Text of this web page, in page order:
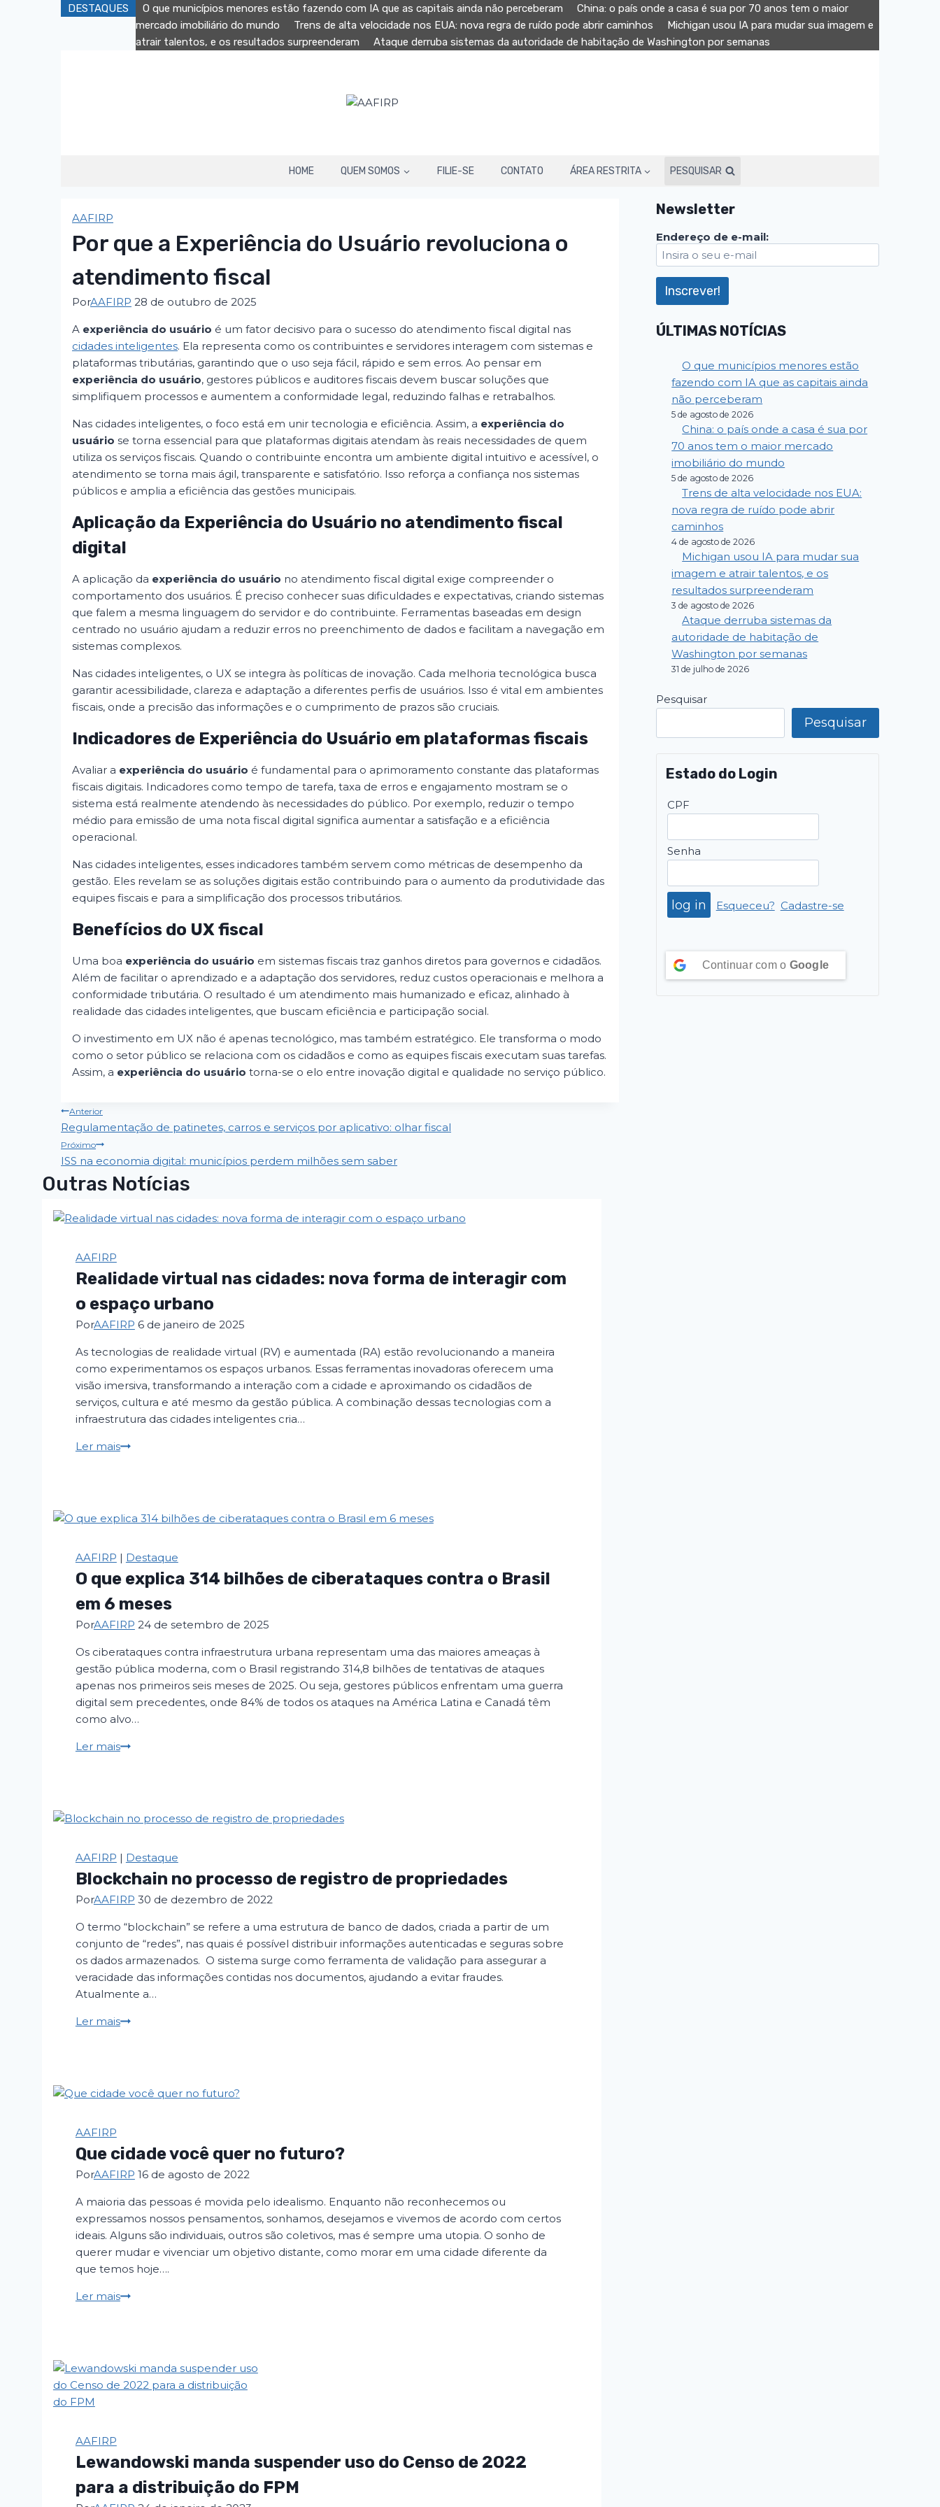
DESTAQUES O que municípios menores estão fazendo com IA que as capitais ainda não perceberam
China: o país onde a casa é sua por 70 anos tem o maior
mercado imobiliário do mundo
Trens de alta velocidade nos EUA: nova regra de ruído pode abrir caminhos
Michigan usou IA para mudar sua imagem e
atrair talentos, e os resultados surpreenderam
Ataque derruba sistemas da autoridade de habitação de Washington por semanas
HOME QUEM SOMOS FILIE-SE CONTATO ÁREA RESTRITA PESQUISAR
AAFIRP
Por que a Experiência do Usuário revoluciona o
atendimento fiscal
PorAAFIRP 28 de outubro de 2025
A experiência do usuário é um fator decisivo para o sucesso do atendimento fiscal digital nas
cidades inteligentes. Ela representa como os contribuintes e servidores interagem com sistemas e
plataformas tributárias, garantindo que o uso seja fácil, rápido e sem erros. Ao pensar em
experiência do usuário, gestores públicos e auditores fiscais devem buscar soluções que
simplifiquem processos e aumentem a conformidade legal, reduzindo falhas e retrabalhos.
Nas cidades inteligentes, o foco está em unir tecnologia e eficiência. Assim, a experiência do
usuário se torna essencial para que plataformas digitais atendam às reais necessidades de quem
utiliza os serviços fiscais. Quando o contribuinte encontra um ambiente digital intuitivo e acessível, o
atendimento se torna mais ágil, transparente e satisfatório. Isso reforça a confiança nos sistemas
públicos e amplia a eficiência das gestões municipais.
Aplicação da Experiência do Usuário no atendimento fiscal
digital
A aplicação da experiência do usuário no atendimento fiscal digital exige compreender o
comportamento dos usuários. É preciso conhecer suas dificuldades e expectativas, criando sistemas
que falem a mesma linguagem do servidor e do contribuinte. Ferramentas baseadas em design
centrado no usuário ajudam a reduzir erros no preenchimento de dados e facilitam a navegação em
sistemas complexos.
Nas cidades inteligentes, o UX se integra às políticas de inovação. Cada melhoria tecnológica busca
garantir acessibilidade, clareza e adaptação a diferentes perfis de usuários. Isso é vital em ambientes
fiscais, onde a precisão das informações e o cumprimento de prazos são cruciais.
Indicadores de Experiência do Usuário em plataformas fiscais
Avaliar a experiência do usuário é fundamental para o aprimoramento constante das plataformas
fiscais digitais. Indicadores como tempo de tarefa, taxa de erros e engajamento mostram se o
sistema está realmente atendendo às necessidades do público. Por exemplo, reduzir o tempo
médio para emissão de uma nota fiscal digital significa aumentar a satisfação e a eficiência
operacional.
Nas cidades inteligentes, esses indicadores também servem como métricas de desempenho da
gestão. Eles revelam se as soluções digitais estão contribuindo para o aumento da produtividade das
equipes fiscais e para a simplificação dos processos tributários.
Benefícios do UX fiscal
Uma boa experiência do usuário em sistemas fiscais traz ganhos diretos para governos e cidadãos.
Além de facilitar o aprendizado e a adaptação dos servidores, reduz custos operacionais e melhora a
conformidade tributária. O resultado é um atendimento mais humanizado e eficaz, alinhado à
realidade das cidades inteligentes, que buscam eficiência e participação social.
O investimento em UX não é apenas tecnológico, mas também estratégico. Ele transforma o modo
como o setor público se relaciona com os cidadãos e como as equipes fiscais executam suas tarefas.
Assim, a experiência do usuário torna-se o elo entre inovação digital e qualidade no serviço público.
Navegação
de
Post
Anterior
Regulamentação de patinetes, carros e serviços por aplicativo: olhar fiscal
Próximo
ISS na economia digital: municípios perdem milhões sem saber
Outras Notícias
AAFIRP
Realidade virtual nas cidades: nova forma de interagir com
o espaço urbano
PorAAFIRP 6 de janeiro de 2025
As tecnologias de realidade virtual (RV) e aumentada (RA) estão revolucionando a maneira
como experimentamos os espaços urbanos. Essas ferramentas inovadoras oferecem uma
visão imersiva, transformando a interação com a cidade e aproximando os cidadãos de
serviços, cultura e até mesmo da gestão pública. A combinação dessas tecnologias com a
infraestrutura das cidades inteligentes cria…
Ler maisRealidade
nova
interagir
com
espaço
urbano
AAFIRP | Destaque
O que explica 314 bilhões de ciberataques contra o Brasil
em 6 meses
PorAAFIRP 24 de setembro de 2025
Os ciberataques contra infraestrutura urbana representam uma das maiores ameaças à
gestão pública moderna, com o Brasil registrando 314,8 bilhões de tentativas de ataques
apenas nos primeiros seis meses de 2025. Ou seja, gestores públicos enfrentam uma guerra
digital sem precedentes, onde 84% de todos os ataques na América Latina e Canadá têm
como alvo…
Ler maisO
contra
o
Brasil
6
meses
AAFIRP | Destaque
Blockchain no processo de registro de propriedades
PorAAFIRP 30 de dezembro de 2022
O termo “blockchain” se refere a uma estrutura de banco de dados, criada a partir de um
conjunto de “redes”, nas quais é possível distribuir informações autenticadas e seguras sobre
os dados armazenados. O sistema surge como ferramenta de validação para assegurar a
veracidade das informações contidas nos documentos, ajudando a evitar fraudes.
Atualmente a…
Ler maisBlockchain
registro
AAFIRP
Que cidade você quer no futuro?
PorAAFIRP 16 de agosto de 2022
A maioria das pessoas é movida pelo idealismo. Enquanto não reconhecemos ou
expressamos nossos pensamentos, sonhamos, desejamos e vivemos de acordo com certos
ideais. Alguns são individuais, outros são coletivos, mas é sempre uma utopia. O sonho de
querer mudar e vivenciar um objetivo distante, como morar em uma cidade diferente da
que temos hoje….
Ler maisQue
no
futuro?
AAFIRP
Lewandowski manda suspender uso do Censo de 2022
para a distribuição do FPM
Newsletter
Endereço de e-mail:
ÚLTIMAS NOTÍCIAS
O que municípios menores estão
fazendo com IA que as capitais ainda
não perceberam
5 de agosto de 2026
China: o país onde a casa é sua por
70 anos tem o maior mercado
imobiliário do mundo
5 de agosto de 2026
Trens de alta velocidade nos EUA:
nova regra de ruído pode abrir
caminhos
4 de agosto de 2026
Michigan usou IA para mudar sua
imagem e atrair talentos, e os
resultados surpreenderam
3 de agosto de 2026
Ataque derruba sistemas da
autoridade de habitação de
Washington por semanas
31 de julho de 2026
Pesquisar
Pesquisar
Estado do Login
CPF
Senha
Esqueceu? Cadastre-se
Continuar com o Google